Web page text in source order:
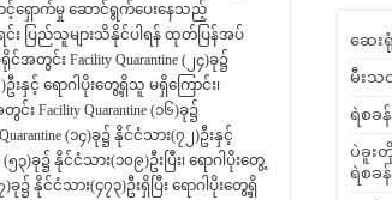
ောင့်ရှောက်မှု ဆောင်ရွက်ပေးနေသည့်
င်း ပြည်သူများသိနိုင်ပါရန် ထုတ်ပြန်အပ်
အတွင်း Facility Quarantine (၂၄)ခု၌
းနှင့် ရောဂါပိုးတွေ့ရှိသူ မရှိကြောင်း၊
း Facility Quarantine (၁၆)ခု၌
(၁၄)ခု၌ နိုင်ငံသား(၇၂)ဦးနှင့်
)ခု၌ နိုင်ငံသား(၁၀၉)ဦးပြီး၊ ရောဂါပိုးတွေ့
ခု၌ နိုင်ငံသား(၄၇၃)ဦးရှိပြီး ရောဂါပိုးတွေ့ရှိ
ဆေး
မီးသတ်
ရဲစခန်
ပဲခူး
ရဲစခန်